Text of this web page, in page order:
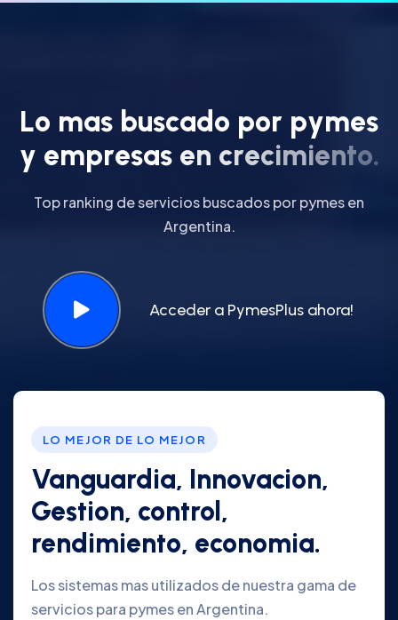
Lo mas buscado por pymes
y empresas en crecimiento.
Top ranking de servicios buscados por pymes en
Argentina.
Acceder a PymesPlus ahora!
LO MEJOR DE LO MEJOR
Vanguardia, Innovacion,
Gestion, control,
rendimiento, economia.
Los sistemas mas utilizados de nuestra gama de
servicios para pymes en Argentina.